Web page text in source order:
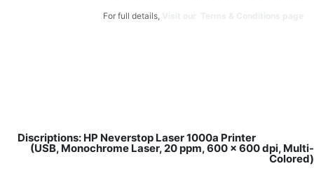
For full details,
Discriptions: HP Neverstop Laser 1000a Printer
(USB, Monochrome Laser, 20 ppm, 600 x 600 dpi, Multi-
Colored)